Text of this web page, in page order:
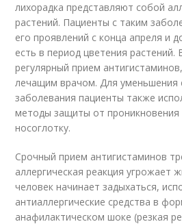
лихорадка представляют собой
растений. Пациенты с таким
его проявлений с конца апреля и
есть в период цветения растений.
регулярный прием
лечащим врачом. Для уменьшения
заболевания пациенты также
методы защиты от проникновения
носоглотку.
Срочный прием антигистаминов
аллергическая реакция угрожает
человек начинает задыхаться,
антиаллергические средства в
анафилактическом шоке (резкая